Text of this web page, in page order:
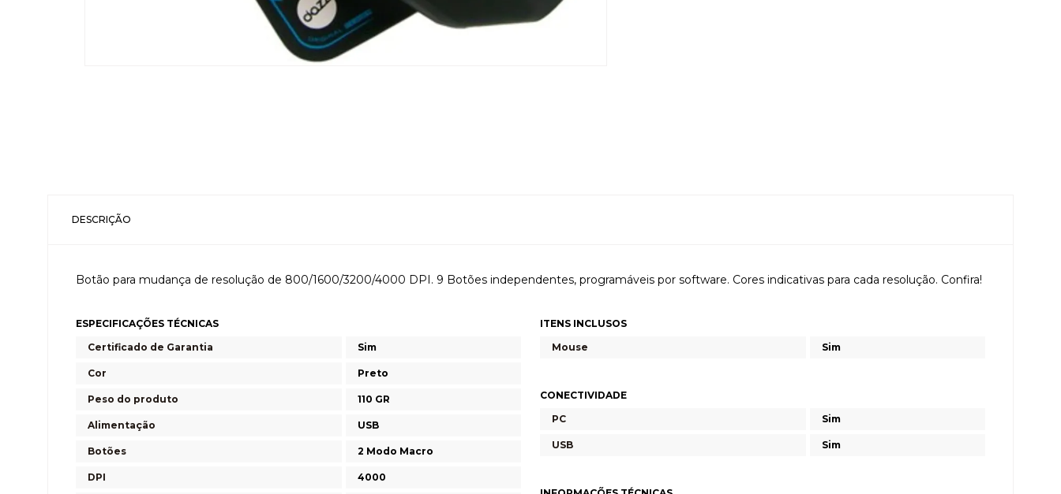
DESCRIÇÃO
Botão para mudança de resolução de 800/1600/3200/4000 DPI. 9 Botões independentes, programáveis por software. Cores indicativas para cada resolução. Confira!
ESPECIFICAÇÕES TÉCNICAS
Certificado de Garantia
Sim
Cor Preto
Peso do produto 110 GR
Alimentação USB
Botões 2 Modo Macro
DPI 4000
ITENS INCLUSOS
Mouse
Sim
CONECTIVIDADE
PC
Sim
USB Sim